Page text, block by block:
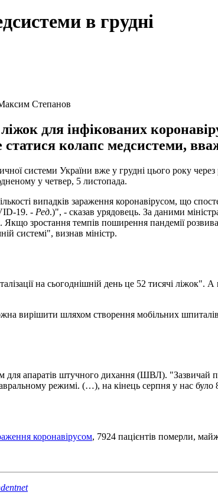
в грудні
Степанов
для інфікованих
колапс медсистеми,
системи України вже у грудні цього року через
у четвер, 5 листопада.
випадків зараження коронавірусом, що
19. - Ред.)", - сказав урядовець. За даними
зростання темпів поширення пандемії
системі", визнав міністр.
на сьогоднішній день це 52 тисячі ліжок".
вирішити шляхом створення мобільних
апаратів штучного дихання (ШВЛ). "Зазвичай
режимі. (…), на кінець серпня у нас
коронавірусом, 7924 пацієнтів померли,